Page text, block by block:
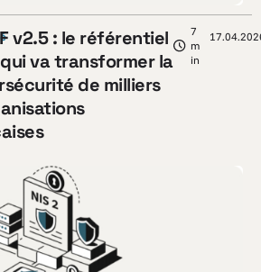
v2.5 : le référentiel
qui va transformer la
de milliers
7
m
in